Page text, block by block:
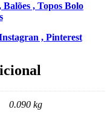
Balões , Topos Bolo
, Pinterest
0.090 kg